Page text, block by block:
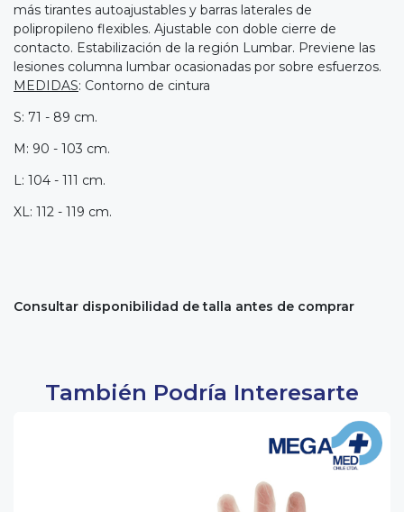
más tirantes autoajustables y barras laterales de
polipropileno flexibles. Ajustable con doble cierre de
contacto. Estabilización de la región Lumbar. Previene las
lesiones columna lumbar ocasionadas por sobre esfuerzos.
MEDIDAS: Contorno de cintura
S: 71 - 89 cm.
M: 90 - 103 cm.
L: 104 - 111 cm.
XL: 112 - 119 cm.
Consultar disponibilidad de talla antes de comprar
También Podría Interesarte